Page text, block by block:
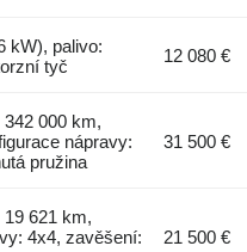
kW), palivo:
tyč
12 080 €
342 000 km,
nápravy:
pružina
31 500 €
19 621 km,
4x4, zavěšení:
21 500 €